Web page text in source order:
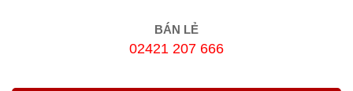
BÁN LẺ
02421 207 666